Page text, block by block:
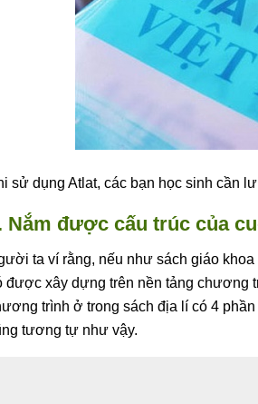
sử dụng Atlat, các bạn học sinh cần
Nắm được cấu trúc của
ta ví rằng, nếu như sách giáo
được xây dựng trên nền tảng chương
trình ở trong sách địa lí có 4
tương tự như vậy.